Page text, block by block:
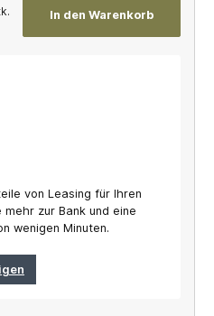
In den Warenkorb
von Leasing für Ihren
mehr zur Bank und eine
wenigen Minuten.